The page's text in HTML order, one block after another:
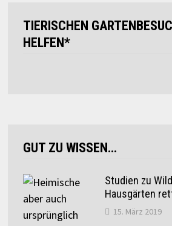
TIERISCHEN
HELFEN*
GUT ZU WISSEN…
Studien zu
Hausgärten
15. März 2019